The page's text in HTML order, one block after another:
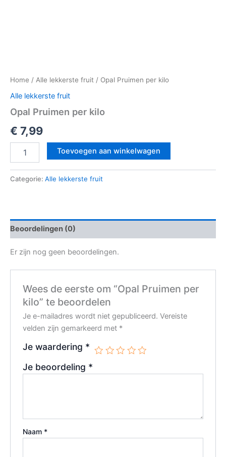
Home / Alle lekkerste fruit / Opal Pruimen per kilo
Alle lekkerste fruit
Opal Pruimen per kilo
€ 7,99
Toevoegen aan winkelwagen
Categorie: Alle lekkerste fruit
Beoordelingen (0)
Er zijn nog geen beoordelingen.
Wees de eerste om “Opal Pruimen per
kilo” te beoordelen
Je e-mailadres wordt niet gepubliceerd. Vereiste
velden zijn gemarkeerd met *
Je waardering *
Je beoordeling *
Naam *